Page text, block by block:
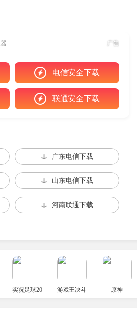
目睹超自然现象、遭遇惊吓会降低
品可暂稳理智，但核心解法是推进主
药、医疗物资，通过探索沉船与废弃
停滞则资源枯竭。环境音效与视觉
借地形阴影绕敌或突袭。面对人类雇
史，同时需规避有毒水藻、暗流漩涡
广告
电信安全下载
联通安全下载
广东电信下载
山东电信下载
河南联通下载
实况足球2026国际服游戏王决斗链接国服 原神